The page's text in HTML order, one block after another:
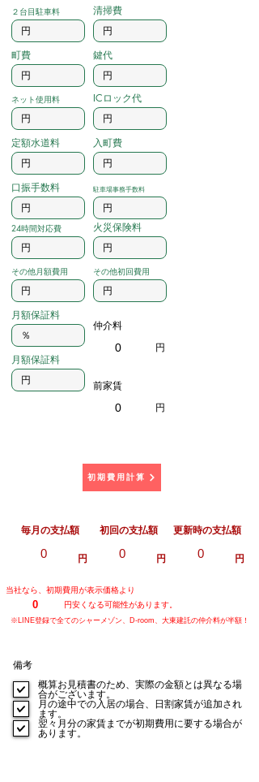
２台目駐車料
町費
ネット使用料
定額水道料
口振手数料
24時間対応費
その他月額費用
月額保証料
月額保証料
清掃費
鍵代
ICロック代
入町費
駐車場事務手数料
火災保険料
その他初回費用
仲介料
0 円
前家賃
0 円
初期費用計算
​毎月の支払額
0 円
初回の支払額
0 円
更新時の支払額
0 円
当社なら、初期費用が表示価格より
0 円安くなる可能性があります。
※LINE登録で全てのシャーメゾン、D-room、大東建託の仲介料が半額！
備考
概算お見積書のため、実際の金額とは異なる場
合がございます。
月の途中での入居の場合、日割家賃が追加され
ます。
翌々月分の家賃までが初期費用に要する場合が
あります。